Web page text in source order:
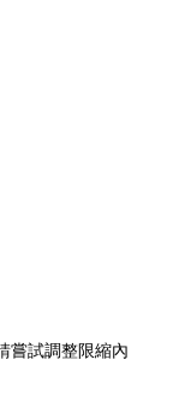
嘗試調整限縮內